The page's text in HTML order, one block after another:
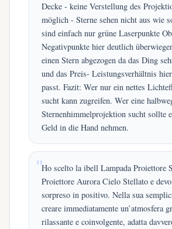
Decke - keine Verstellung des
möglich - Sterne sehen nicht aus wie
sind einfach nur grüne Laserpunkte
Negativpunkte hier deutlich
einen Stern abgezogen da das Ding
und das Preis- Leistungsverhältnis
passt. Fazit: Wer nur ein nettes
sucht kann zugreifen. Wer eine
Sternenhimmelprojektion sucht sollte
Geld in die Hand nehmen.
Ho scelto la ibell Lampada Proiettore
Proiettore Aurora Cielo Stellato e
sorpreso in positivo. Nella sua
creare immediatamente un’atmosfera
rilassante e coinvolgente, adatta